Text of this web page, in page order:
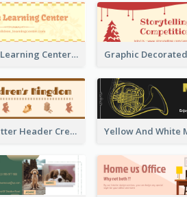
Children's Learning Center Twitter Header In Orange Colour Tone
Brown Twitter Header Created For Toy Store